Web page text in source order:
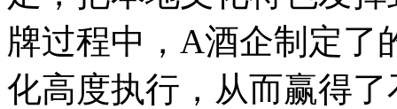
牌过程中，A酒企制定了
化高度执行，从而赢得